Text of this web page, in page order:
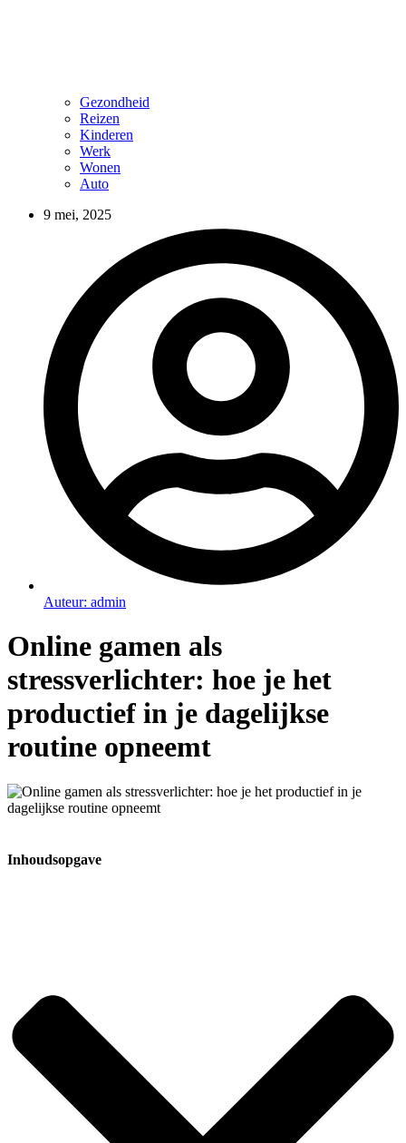
Gezondheid
Reizen
Kinderen
Werk
Wonen
Auto
9 mei, 2025
Auteur: admin
Online gamen als
stressverlichter: hoe je het
productief in je dagelijkse
routine opneemt
Inhoudsopgave